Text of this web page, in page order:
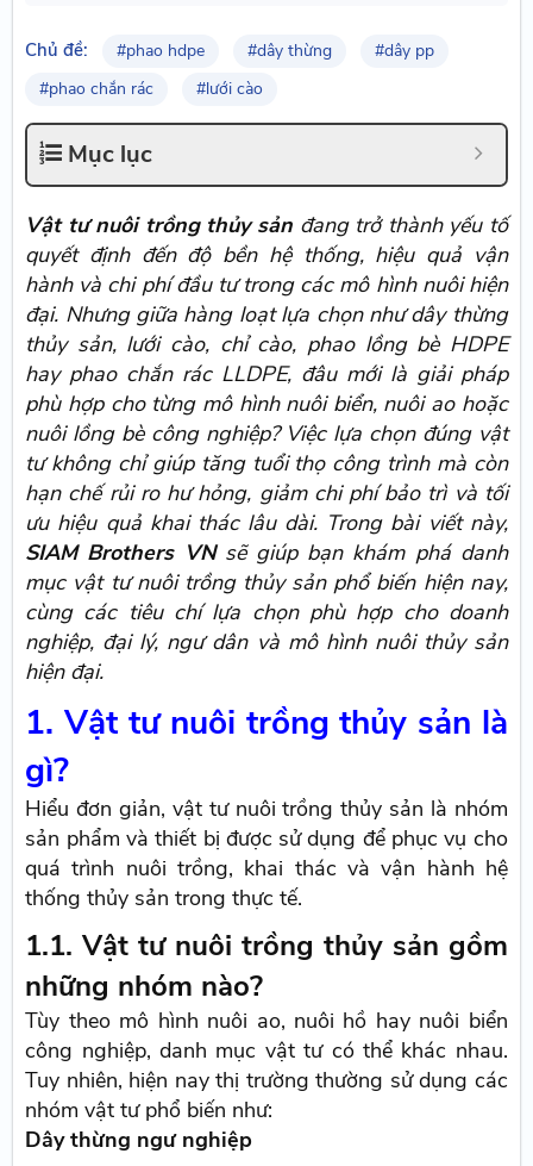
Chủ đề: #phao hdpe #dây thừng
#dây pp
#phao chắn rác
#lưới cào
Mục lục
Vật tư nuôi trồng thủy sản đang trở thành yếu tố
quyết định đến độ bền hệ thống, hiệu quả vận
hành và chi phí đầu tư trong các mô hình nuôi hiện
đại. Nhưng giữa hàng loạt lựa chọn như dây thừng
thủy sản, lưới cào, chỉ cào, phao lồng bè HDPE
hay phao chắn rác LLDPE, đâu mới là giải pháp
phù hợp cho từng mô hình nuôi biển, nuôi ao hoặc
nuôi lồng bè công nghiệp? Việc lựa chọn đúng vật
tư không chỉ giúp tăng tuổi thọ công trình mà còn
hạn chế rủi ro hư hỏng, giảm chi phí bảo trì và tối
ưu hiệu quả khai thác lâu dài. Trong bài viết này,
SIAM Brothers VNsẽ giúp bạn khám phá danh
mục vật tư nuôi trồng thủy sản phổ biến hiện nay,
cùng các tiêu chí lựa chọn phù hợp cho doanh
nghiệp, đại lý, ngư dân và mô hình nuôi thủy sản
hiện đại.
1. Vật tư nuôi trồng thủy sản là
gì?
Hiểu đơn giản, vật tư nuôi trồng thủy sản là nhóm
sản phẩm và thiết bị được sử dụng để phục vụ cho
quá trình nuôi trồng, khai thác và vận hành hệ
thống thủy sản trong thực tế.
1.1. Vật tư nuôi trồng thủy sản gồm
những nhóm nào?
Tùy theo mô hình nuôi ao, nuôi hồ hay nuôi biển
công nghiệp, danh mục vật tư có thể khác nhau.
Tuy nhiên, hiện nay thị trường thường sử dụng các
nhóm vật tư phổ biến như:
Dây thừng ngư nghiệp